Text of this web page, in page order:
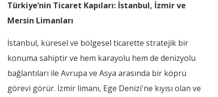
Türkiye’nin Ticaret Kapıları: İstanbul, İzmir ve
Mersin Limanları
İstanbul, küresel ve bölgesel ticarette stratejik bir
konuma sahiptir ve hem karayolu hem de denizyolu
bağlantıları ile Avrupa ve Asya arasında bir köprü
görevi görür. İzmir limanı, Ege Denizi'ne kıyısı olan ve